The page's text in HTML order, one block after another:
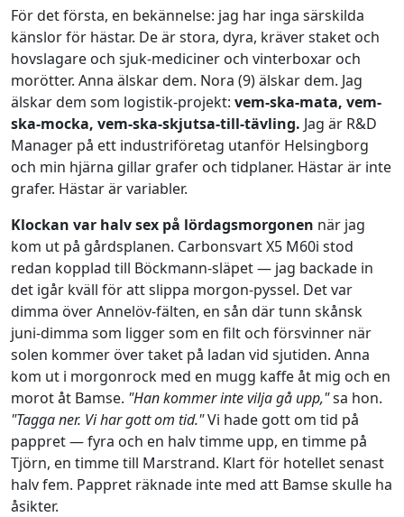
För det första, en bekännelse: jag har inga särskilda
känslor för hästar. De är stora, dyra, kräver staket och
hovslagare och sjuk-mediciner och vinterboxar och
morötter. Anna älskar dem. Nora (9) älskar dem. Jag
älskar dem som logistik-projekt: vem-ska-mata, vem-
ska-mocka, vem-ska-skjutsa-till-tävling. Jag är R&D
Manager på ett industriföretag utanför Helsingborg
och min hjärna gillar grafer och tidplaner. Hästar är inte
grafer. Hästar är variabler.
Klockan var halv sex på lördagsmorgonen när jag
kom ut på gårdsplanen. Carbonsvart X5 M60i stod
redan kopplad till Böckmann-släpet — jag backade in
det igår kväll för att slippa morgon-pyssel. Det var
dimma över Annelöv-fälten, en sån där tunn skånsk
juni-dimma som ligger som en filt och försvinner när
solen kommer över taket på ladan vid sjutiden. Anna
kom ut i morgonrock med en mugg kaffe åt mig och en
morot åt Bamse. "Han kommer inte vilja gå upp,"sa hon.
"Tagga ner. Vi har gott om tid."Vi hade gott om tid på
pappret — fyra och en halv timme upp, en timme på
Tjörn, en timme till Marstrand. Klart för hotellet senast
halv fem. Pappret räknade inte med att Bamse skulle ha
åsikter.